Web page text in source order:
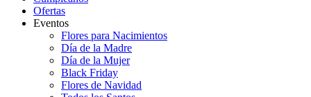
Ofertas
Eventos
Flores para Nacimientos
Día de la Madre
Día de la Mujer
Black Friday
Flores de Navidad